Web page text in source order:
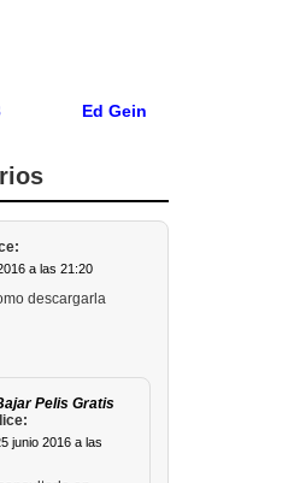
Ed Gein
a las 21:20
descargarla
Pelis Gratis
junio 2016 a las